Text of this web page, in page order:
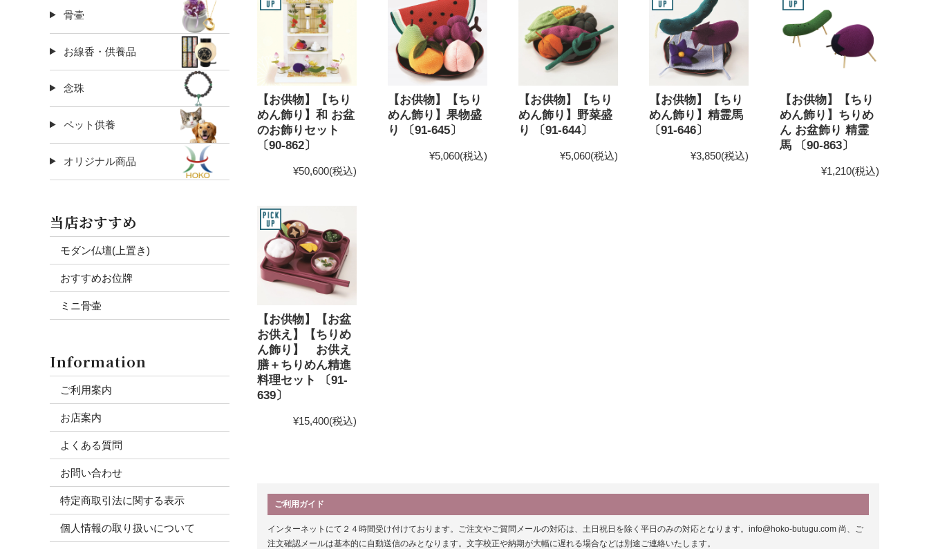
【お供物】【ちり
めん飾り】和 お盆
のお飾りセット
〔90-862〕
¥50,600(税込)
【お供物】【ちり
めん飾り】果物盛
り 〔91-645〕
¥5,060(税込)
【お供物】【ちり
めん飾り】野菜盛
り 〔91-644〕
¥5,060(税込)
【お供物】【ちり
めん飾り】精霊馬
〔91-646〕
¥3,850(税込)
【お供物】【ちり
めん飾り】ちりめ
ん お盆飾り 精霊
馬 〔90-863〕
¥1,210(税込)
【お供物】【お盆
お供え】【ちりめ
ん飾り】 お供え
膳＋ちりめん精進
料理セット 〔91-
639〕
¥15,400(税込)
ご利用ガイド
インターネットにて２４時間受け付けております。ご注文やご質問メールの対応は、土日祝日を除く平日のみの対応となります。info@hoko-butugu.com 尚、ご
注文確認メールは基本的に自動送信のみとなります。文字校正や納期が大幅に遅れる場合などは別途ご連絡いたします。
骨壷
お線香・供養品
念珠
ペット供養
オリジナル商品
当店おすすめ
モダン仏壇(上置き)
おすすめお位牌
ミニ骨壷
Information
ご利用案内
お店案内
よくある質問
お問い合わせ
特定商取引法に関する表示
個人情報の取り扱いについて